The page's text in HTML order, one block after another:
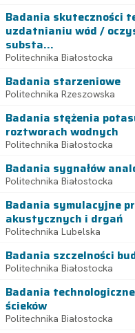
Badania skuteczności
uzdatnianiu wód /
substa...
Politechnika Białostocka
Badania starzeniowe
Politechnika Rzeszowska
Badania stężenia
roztworach wodnych
Politechnika Białostocka
Badania sygnałów
Politechnika Białostocka
Badania symulacyjne
akustycznych i drgań
Politechnika Lubelska
Badania szczelności
Politechnika Białostocka
Badania
ścieków
Politechnika Białostocka